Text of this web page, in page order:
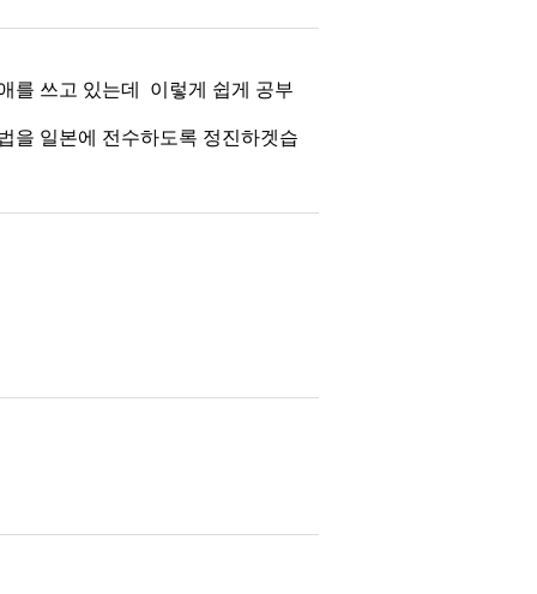
를 쓰고 있는데 이렇게 쉽게 공부
을 일본에 전수하도록 정진하겟습